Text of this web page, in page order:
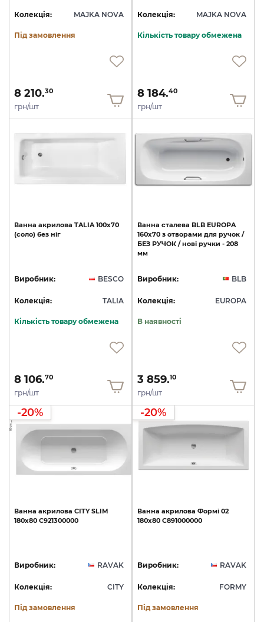
Колекція: MAJKA NOVA
Під замовлення
8 210.30
грн/шт
Колекція: MAJKA NOVA
Кількість товару обмежена
8 184.40
грн/шт
Ванна акрилова TALIA 100х70
(соло) без ніг
Виробник: BESCO
Колекція: TALIA
Кількість товару обмежена
8 106.70
грн/шт
Ванна сталева BLB EUROPA
160х70 з отворами для ручок /
БЕЗ РУЧОК / нові ручки - 208
мм
Виробник: BLB
Колекція: EUROPA
В наявності
3 859.10
грн/шт
-20%
Ванна акрилова CITY SLIM
180х80 C921300000
Виробник: RAVAK
Колекція: CITY
Під замовлення
-20%
Ванна акрилова Формі 02
180х80 C891000000
Виробник: RAVAK
Колекція: FORMY
Під замовлення